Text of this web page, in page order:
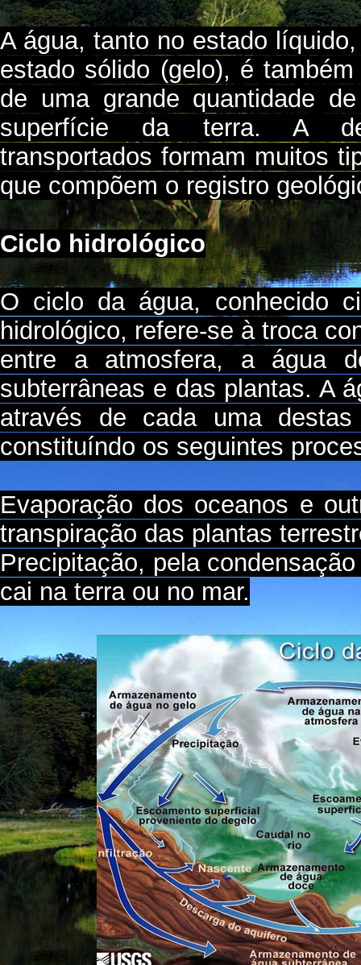
A água, tanto no estado
estado sólido (gelo), é
de uma grande quantidade
superfície da terra. A
transportados formam muitos
que compõem o registro
Ciclo hidrológico
O ciclo da água, conhecido
hidrológico, refere-se à troca
entre a atmosfera, a água
subterrâneas e das plantas. A
através de cada uma
constituíndo os seguintes
Evaporação dos oceanos e
transpiração das plantas
Precipitação, pela
cai na terra ou no mar.